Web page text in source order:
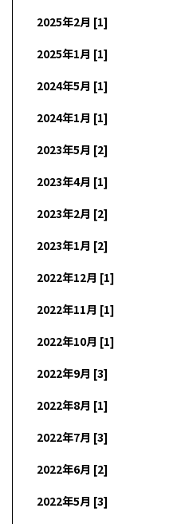
2025年2月 [1]
2025年1月 [1]
2024年5月 [1]
2024年1月 [1]
2023年5月 [2]
2023年4月 [1]
2023年2月 [2]
2023年1月 [2]
2022年12月 [1]
2022年11月 [1]
2022年10月 [1]
2022年9月 [3]
2022年8月 [1]
2022年7月 [3]
2022年6月 [2]
2022年5月 [3]